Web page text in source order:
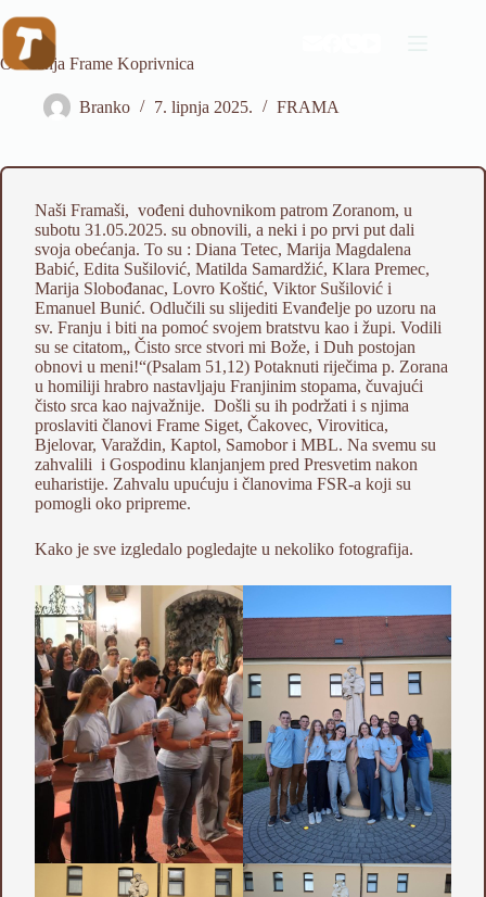
na
sadržaj
Obećanja Frame Koprivnica
Branko 7. lipnja 2025. FRAMA
Naši Framaši, vođeni duhovnikom patrom Zoranom, u
subotu 31.05.2025. su obnovili, a neki i po prvi put dali
svoja obećanja. To su : Diana Tetec, Marija Magdalena
Babić, Edita Sušilović, Matilda Samardžić, Klara Premec,
Marija Slobođanac, Lovro Koštić, Viktor Sušilović i
Emanuel Bunić. Odlučili su slijediti Evanđelje po uzoru na
sv. Franju i biti na pomoć svojem bratstvu kao i župi. Vodili
su se citatom„ Čisto srce stvori mi Bože, i Duh postojan
obnovi u meni!“(Psalam 51,12) Potaknuti riječima p. Zorana
u homiliji hrabro nastavljaju Franjinim stopama, čuvajući
čisto srca kao najvažnije. Došli su ih podržati i s njima
proslaviti članovi Frame Siget, Čakovec, Virovitica,
Bjelovar, Varaždin, Kaptol, Samobor i MBL. Na svemu su
zahvalili i Gospodinu klanjanjem pred Presvetim nakon
euharistije. Zahvalu upućuju i članovima FSR-a koji su
pomogli oko pripreme.
Kako je sve izgledalo pogledajte u nekoliko fotografija.